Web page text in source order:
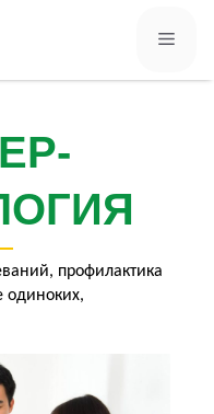
профилактика
одиноких,